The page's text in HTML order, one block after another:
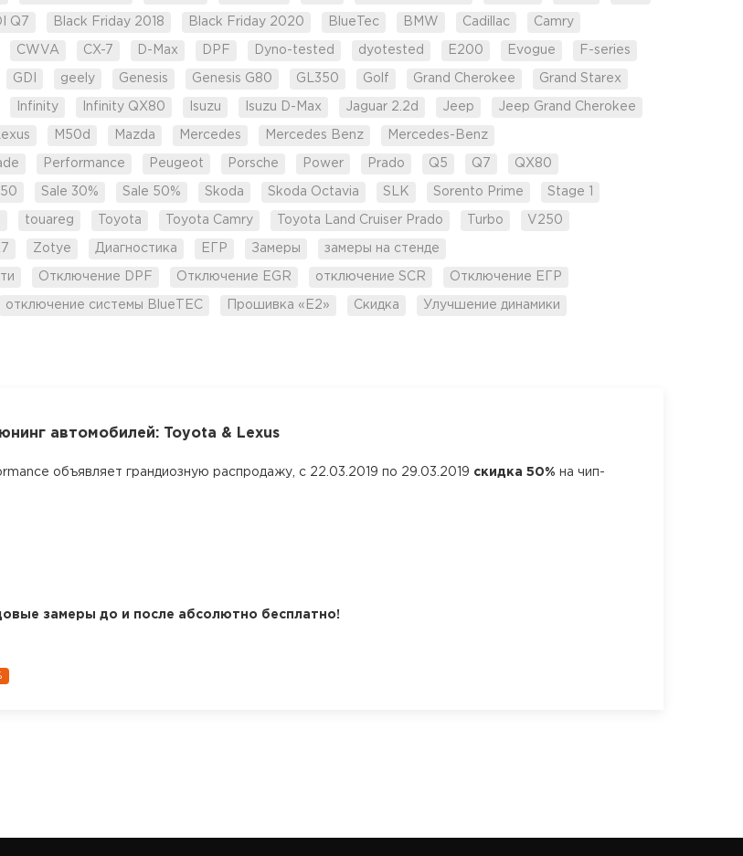
Q7 Black Friday 2018 Black Friday 2020 BlueTec BMW Cadillac Camry
CWVA CX-7 D-Max DPF Dyno-tested dyotested E200 Evogue F-series
GDI geely Genesis Genesis G80 GL350 Golf Grand Cherokee Grand Starex
Infinity Infinity QX80 Isuzu Isuzu D-Max Jaguar 2.2d Jeep Jeep Grand Cherokee
M50d Mazda Mercedes Mercedes Benz Mercedes-Benz
Performance Peugeot Porsche Power Prado Q5 Q7 QX80
Sale 30% Sale 50% Skoda Skoda Octavia SLK Sorento Prime Stage 1
touareg Toyota Toyota Camry Toyota Land Cruiser Prado Turbo V250
Zotye Диагностика ЕГР Замеры замеры на стенде
Отключение DPF Отключение EGR отключение SCR Отключение ЕГР
отключение системы BlueTEC Прошивка «Е2» Скидка Улучшение динамики
автомобилей: Toyota & Lexus
объявляет грандиозную распродажу, с 22.03.2019 по 29.03.2019 скидка 50% на чип-
замеры до и после абсолютно бесплатно!